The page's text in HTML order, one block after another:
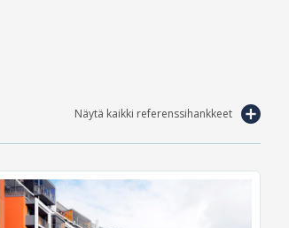
Näytä kaikki referenssihankkeet